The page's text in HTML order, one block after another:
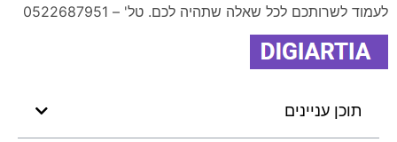
לעמוד לשרותכם לכל שאלה שתהיה לכם. טל' – 0522687951
תוכן עניינים